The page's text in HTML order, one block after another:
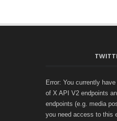
Error: You currently
of X API V2 endpoints
endpoints (e.g. media
you need access to this